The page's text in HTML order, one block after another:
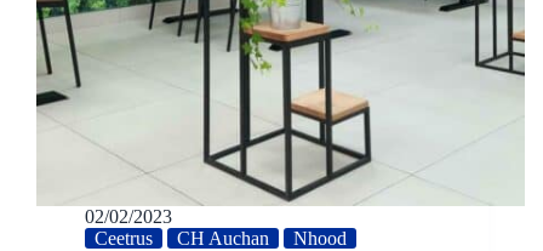
02/02/2023
Ceetrus
CH Auchan Nhood